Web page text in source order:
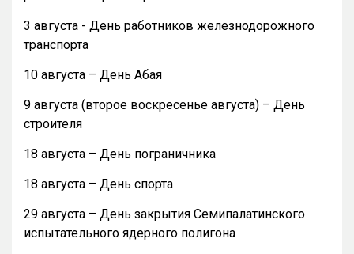
3 августа - День работников железнодорожного
транспорта
10 августа – День Абая
9 августа (второе воскресенье августа) – День
строителя
18 августа – День пограничника
18 августа – День спорта
29 августа – День закрытия Семипалатинского
испытательного ядерного полигона